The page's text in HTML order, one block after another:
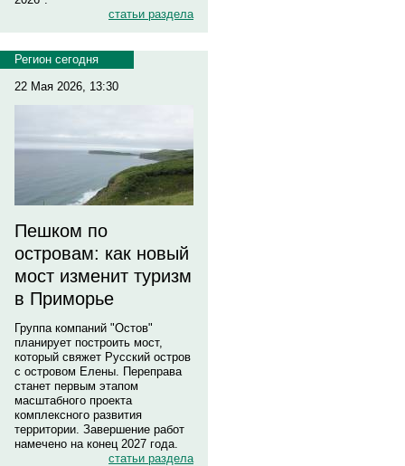
статьи раздела
Регион сегодня
22 Мая 2026, 13:30
Пешком по
островам: как новый
мост изменит туризм
в Приморье
Группа компаний "Остов"
планирует построить мост,
который свяжет Русский остров
с островом Елены. Переправа
станет первым этапом
масштабного проекта
комплексного развития
территории. Завершение работ
намечено на конец 2027 года.
статьи раздела